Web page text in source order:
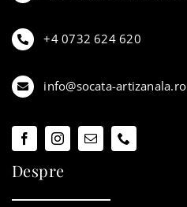
+4 0732 624 620
info@socata-artizanala.ro
Despre